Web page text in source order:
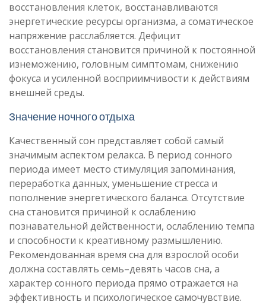
восстановления клеток, восстанавливаются
энергетические ресурсы организма, а соматическое
напряжение расслабляется. Дефицит
восстановления становится причиной к постоянной
изнеможению, головным симптомам, снижению
фокуса и усиленной восприимчивости к действиям
внешней среды.
Значение ночного отдыха
Качественный сон представляет собой самый
значимым аспектом релакса. В период сонного
периода имеет место стимуляция запоминания,
переработка данных, уменьшение стресса и
пополнение энергетического баланса. Отсутствие
сна становится причиной к ослаблению
познавательной действенности, ослаблению темпа
и способности к креативному размышлению.
Рекомендованная время сна для взрослой особи
должна составлять семь–девять часов сна, а
характер сонного периода прямо отражается на
эффективность и психологическое самочувствие.